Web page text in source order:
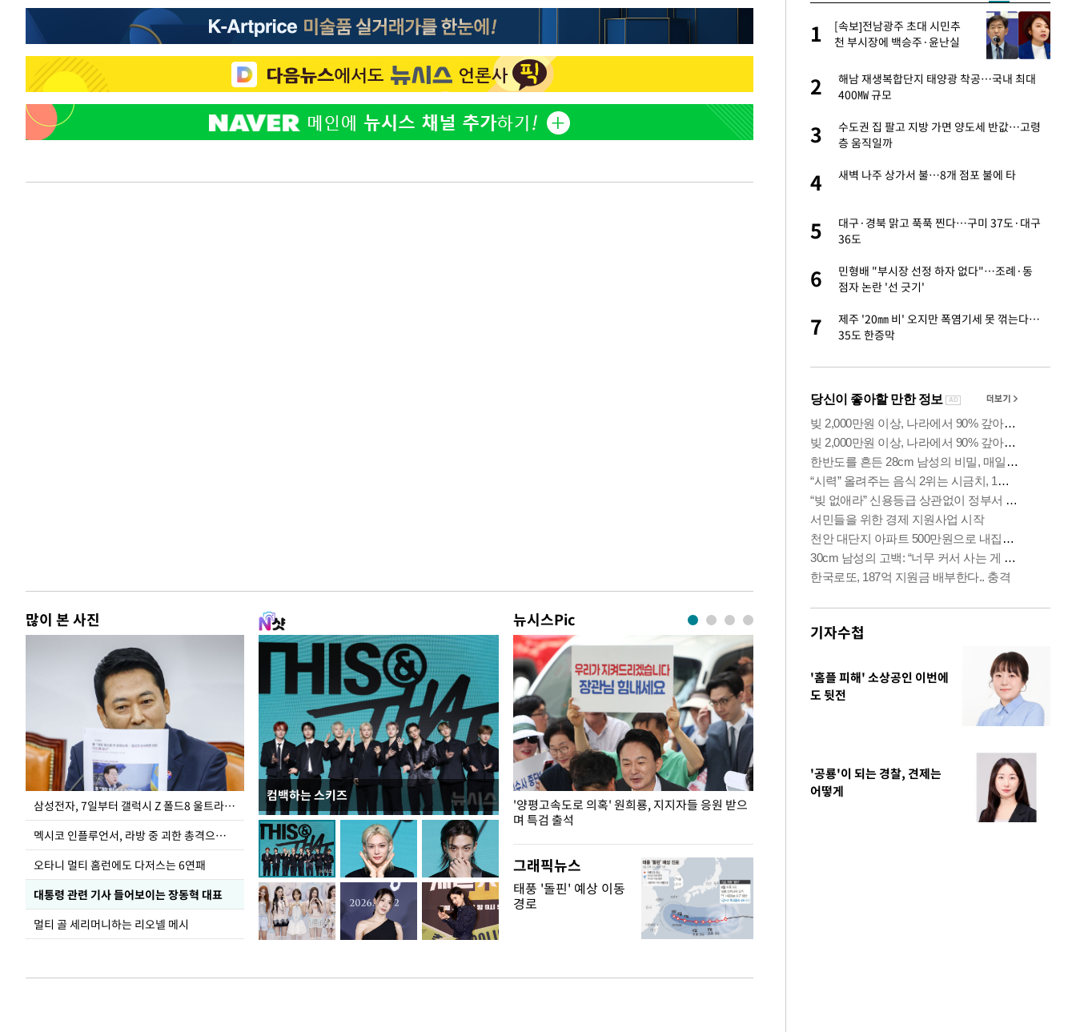
-12494초 전 >
서울 열대야 15일째 지속…비공식 '초열대야' 30도 넘어
-11061초 전 >[속보]코스닥, 2.15포인트(0.27%) 내린 797.44 출발
-11044초 전 >[속보]코스피, 119.51포인트(1.81%) 내린 6478.75 개장
-7491초 전 >6월 경상수지 497.3억 달러…두 달 연속 사상 최대
-7442초 전 >
서울 낮 39도 '폭염중대경보'…40도 관측 가능성도
-4804초 전 >미 워싱턴주 스포캔 시의 통제불능 3개 산불, 방화선 일부 구축
0.49%↑
1시간 전 >[속보] 이란 대통령 "지금 최고지도자와 소통하기가 매우 어려워" 취임
많이 본 사진
삼성전자, 7일부터 갤럭시 Z 폴드8 울트라·폴드8·플립8 출시
멕시코 인플루언서, 라방 중 괴한 총격으로 사망
오타니 멀티 홈런에도 다저스는 6연패
대통령 관련 기사 들어보이는 장동혁 대표
멀티 골 세리머니하는 리오넬 메시
컴백하는 스키즈
뉴시스Pic
이재명 대통령, "수사·기소 분리 관련 대비책 최
선 다해 강구해야"
'양평고속도로 의혹' 원희룡, 지지자들 응원 받으
며 특검 출석
장동혁 "李 대
하다"
그래픽뉴스
태풍 '돌핀' 예상 이동
경로
황기순 "원정 도박으로 전 재
산 잃고 필리핀 도피"
2
었는데…"
3
정부, 전 산업에 'AI 옷' 입힌다…AI 로봇 연
1000대 보급 추진
4
1
[속보]전남광주 초대 시민추
천 부시장에 백승주·윤난실
2
해남 재생복합단지 태양광 착공…국내 최대
400㎿ 규모
3
수도권 집 팔고 지방 가면 양도세 반값…고령
층 움직일까
4 새벽 나주 상가서 불…8개 점포 불에 타
5
대구·경북 맑고 푹푹 찐다…구미 37도·대구
36도
6
민형배 "부시장 선정 하자 없다"…조례·동
점자 논란 '선 긋기'
7
제주 '20㎜ 비' 오지만 폭염기세 못 꺾는다…
35도 한증막
기자수첩
'홈플 피해' 소상공인 이번에
도 뒷전
'공룡'이 되는 경찰, 견제는
어떻게